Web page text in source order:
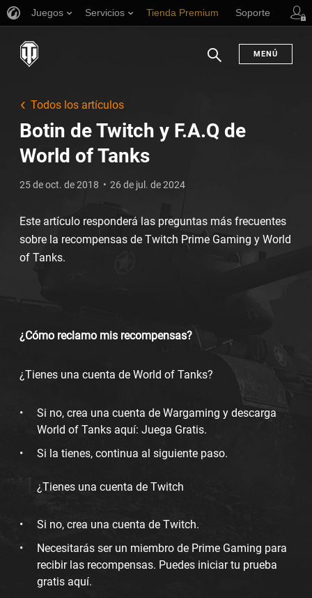
Juegos Servicios Tienda Premium Soporte
MENÚ
Todos los artículos
Botin de Twitch y F.A.Q de
World of Tanks
25 de oct. de 2018 26 de jul. de 2024
Este artículo responderá las preguntas más frecuentes
sobre la recompensas de Twitch Prime Gaming y World
of Tanks.
¿Cómo reclamo mis recompensas?
¿Tienes una cuenta de World of Tanks?
Si no, crea una cuenta de Wargaming y descarga
World of Tanks aquí: Juega Gratis.
Si la tienes, continua al siguiente paso.
¿Tienes una cuenta de Twitch
Si no, crea una cuenta de Twitch.
Necesitarás ser un miembro de Prime Gaming para
recibir las recompensas. Puedes iniciar tu prueba
gratis aquí.